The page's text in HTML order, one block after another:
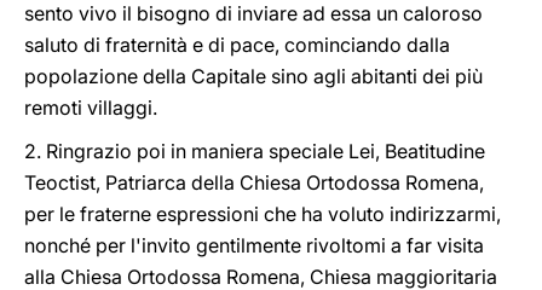
sento vivo il bisogno di inviare ad essa un caloroso
saluto di fraternità e di pace, cominciando dalla
popolazione della Capitale sino agli abitanti dei più
remoti villaggi.
2. Ringrazio poi in maniera speciale Lei, Beatitudine
Teoctist, Patriarca della Chiesa Ortodossa Romena,
per le fraterne espressioni che ha voluto indirizzarmi,
nonché per l'invito gentilmente rivoltomi a far visita
alla Chiesa Ortodossa Romena, Chiesa maggioritaria